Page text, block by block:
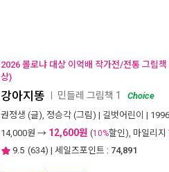
2026 볼로냐 대상 이억배 작가전/전통 그림
상)
강아지똥 민들레 그림책 1
Choice
권정생 (글), 정승각 (그림) | 길벗어린이 |
14,000원 → 12,600원 (10%할인), 마일리지
9.5 (634) | 세일즈포인트 : 74,891